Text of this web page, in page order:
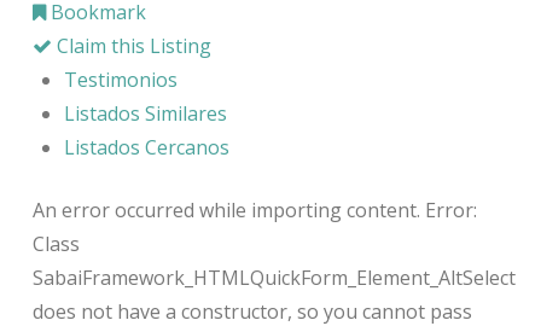
Bookmark
Claim this Listing
Testimonios
Listados Similares
Listados Cercanos
An error occurred while importing content. Error:
Class
SabaiFramework_HTMLQuickForm_Element_AltSelect
does not have a constructor, so you cannot pass